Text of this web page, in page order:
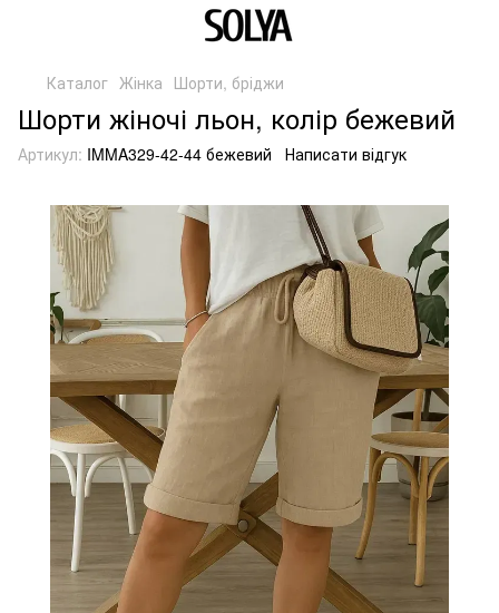
Каталог Жінка Шорти, бріджи
Шорти жіночі льон, колір бежевий
Артикул: IMMA329-42-44 бежевий Написати відгук